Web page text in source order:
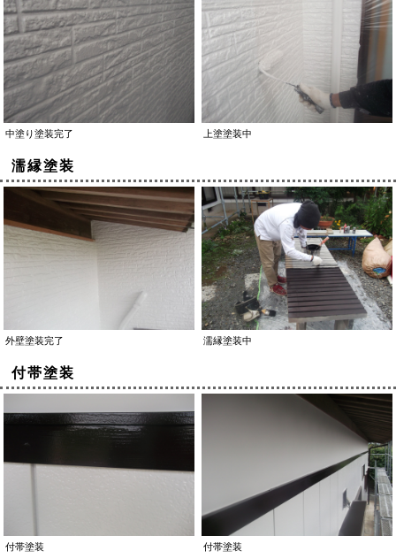
中塗り塗装完了 上塗塗装中
濡縁塗装
外壁塗装完了 濡縁塗装中
付帯塗装
付帯塗装 付帯塗装